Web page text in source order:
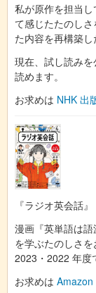
私が原作を担当
て感じたたのし
た内容を再構築し
現在、試し読みを
読めます。
お求めは NHK 出
『ラジオ英会話』
漫画『英単語は
を学ぶたのしさ
2023・2022 年度
お求めは Amazon